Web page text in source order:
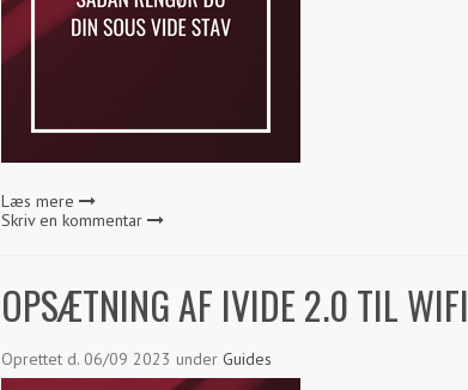
Læs mere
Skriv en kommentar
OPSÆTNING AF IVIDE 2.0 TIL WIFI
Oprettet d. 06/09 2023 under Guides